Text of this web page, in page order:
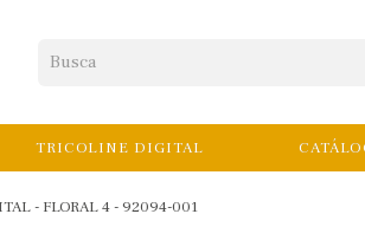
TRICOLINE DIGITAL
- FLORAL 4 - 92094-001